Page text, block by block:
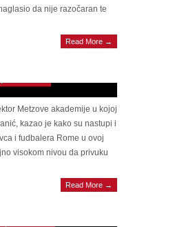
da nije razočaran te
Read More →
klubova žele Miralema
Metzove akademije u kojoj
kazao je kako su nastupi i
i fudbalera Rome u ovoj
visokom nivou da privuku
Read More →